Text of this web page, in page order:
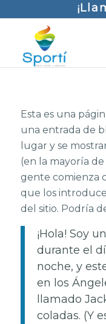
Esta es una
una entrada de
lugar y se
(en la mayoría
gente comienza
que los
del sitio. Podría
¡Hola! Soy
durante el
noche, y
en los
llamado
coladas. (Y